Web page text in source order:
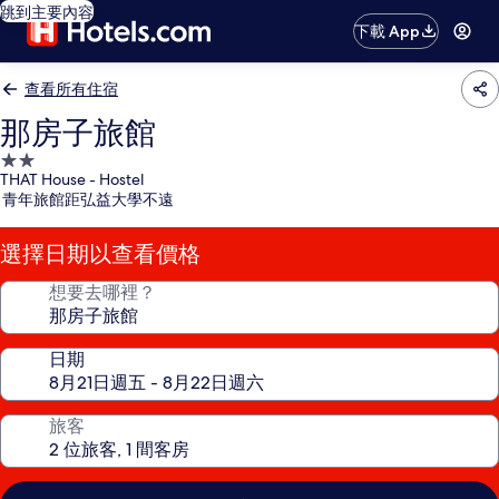
跳到主要內容
下載 App
查看所有住宿
那房子旅館
2.0
星
級
住
宿
THAT House - Hostel
青年旅館距弘益大學不遠
選擇日期以查看價格
想要去哪裡？
日期
旅客